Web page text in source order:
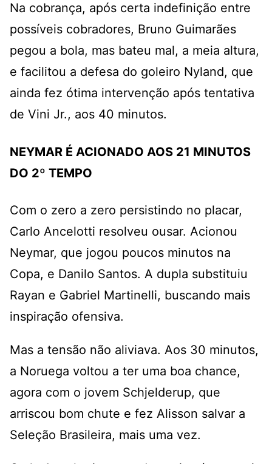
Na cobrança, após certa indefinição entre
possíveis cobradores, Bruno Guimarães
pegou a bola, mas bateu mal, a meia altura,
e facilitou a defesa do goleiro Nyland, que
ainda fez ótima intervenção após tentativa
de Vini Jr., aos 40 minutos.
NEYMAR É ACIONADO AOS 21 MINUTOS
DO 2º TEMPO
Com o zero a zero persistindo no placar,
Carlo Ancelotti resolveu ousar. Acionou
Neymar, que jogou poucos minutos na
Copa, e Danilo Santos. A dupla substituiu
Rayan e Gabriel Martinelli, buscando mais
inspiração ofensiva.
Mas a tensão não aliviava. Aos 30 minutos,
a Noruega voltou a ter uma boa chance,
agora com o jovem Schjelderup, que
arriscou bom chute e fez Alisson salvar a
Seleção Brasileira, mais uma vez.